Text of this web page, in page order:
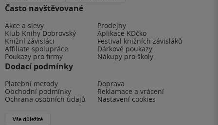
Často navštěvované
Akce a slevy
Prodejny
Klub Knihy Dobrovský
Aplikace KDčko
Knižní závisláci
Festival knižních závisláků
Affiliate spolupráce
Dárkové poukazy
Poukazy pro firmy
Nákupy pro školy
Dodací podmínky
Platební metody
Doprava
Obchodní podmínky
Reklamace a vrácení
Ochrana osobních údajů
Nastavení cookies
Vše důležité